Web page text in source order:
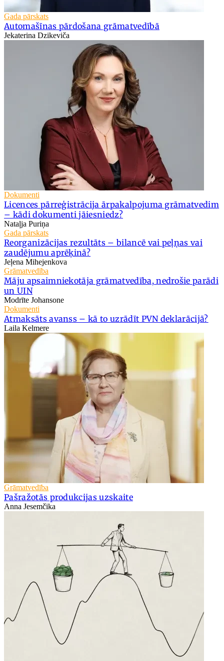
Gada pārskats
Automašīnas pārdošana grāmatvedībā
Jekaterina Dzikeviča
Dokumenti
Licences pārreģistrācija ārpakalpojuma grāmatvedim
– kādi dokumenti jāiesniedz?
Nataļja Puriņa
Gada pārskats
Reorganizācijas rezultāts – bilancē vai peļņas vai
zaudējumu aprēķinā?
Jeļena Mihejenkova
Grāmatvedība
Māju apsaimniekotāja grāmatvedība, nedrošie parādi
un UIN
Modrīte Johansone
Dokumenti
Atmaksāts avanss – kā to uzrādīt PVN deklarācijā?
Laila Kelmere
Grāmatvedība
Pašražotās produkcijas uzskaite
Anna Jesemčika